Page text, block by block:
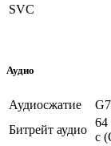
SVC
Аудио
Аудиосжатие
Битрейт аудио
64
с